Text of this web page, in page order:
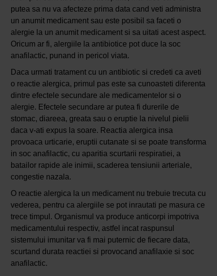
putea sa nu va afecteze prima data cand veti administra
un anumit medicament sau este posibil sa faceti o
alergie la un anumit medicament si sa uitati acest aspect.
Oricum ar fi, alergiile la antibiotice pot duce la soc
anafilactic, punand in pericol viata.
Daca urmati tratament cu un antibiotic si credeti ca aveti
o reactie alergica, primul pas este sa cunoasteti diferenta
dintre efectele secundare ale medicamentelor si o
alergie. Efectele secundare ar putea fi durerile de
stomac, diareea, greata sau o eruptie la nivelul pielii
daca v-ati expus la soare. Reactia alergica insa
provoaca urticarie, eruptii cutanate si se poate transforma
in soc anafilactic, cu aparitia scurtarii respiratiei, a
batailor rapide ale inimii, scaderea tensiunii arteriale,
congestie nazala.
O reactie alergica la un medicament nu trebuie trecuta cu
vederea, pentru ca alergiile se pot inrautati pe masura ce
trece timpul. Organismul va produce anticorpi impotriva
medicamentului respectiv, astfel incat raspunsul
sistemului imunitar va fi mai puternic de fiecare data,
scurtand durata reactiei si provocand anafilaxie si soc
anafilactic.